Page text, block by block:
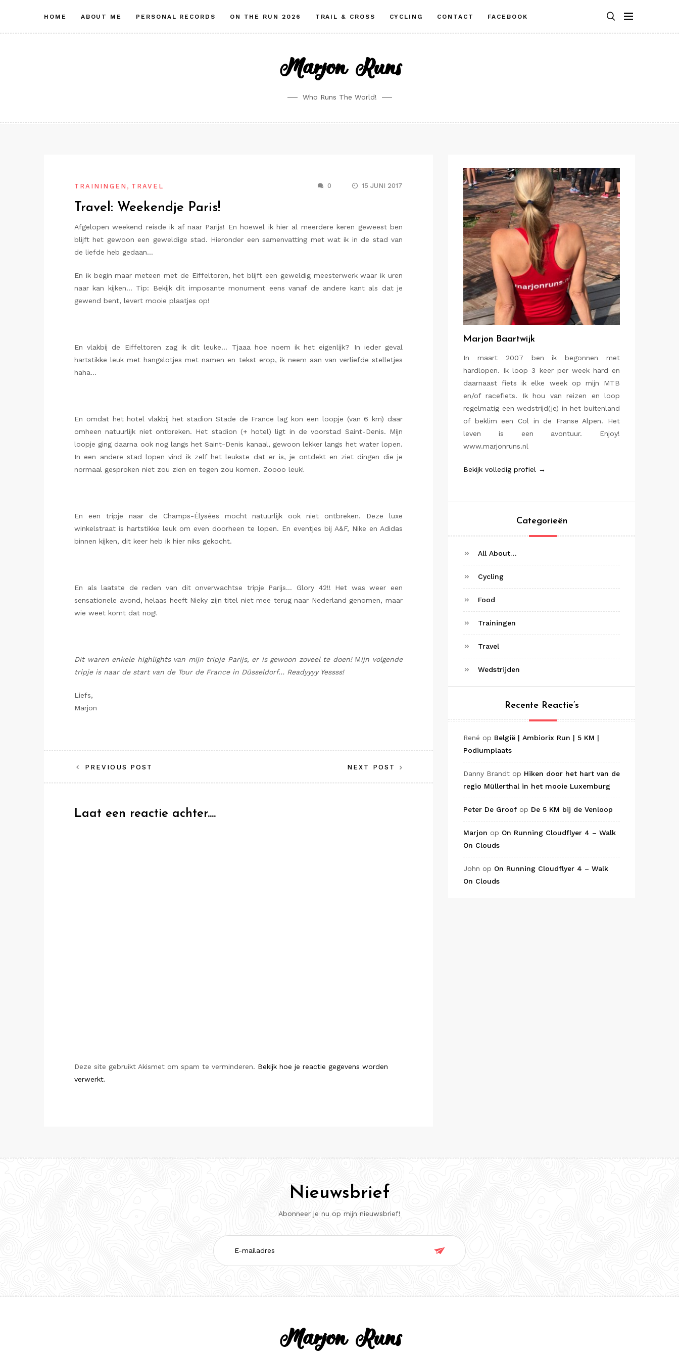
content
HOME ABOUT ME PERSONAL RECORDS ON THE RUN 2026 TRAIL & CROSS CYCLING CONTACT FACEBOOK
Marjon Runs
Who Runs The World!
TRAININGEN , TRAVEL 0 15 JUNI 2017
Travel: Weekendje Paris!
Afgelopen weekend reisde ik af naar Parijs! En hoewel ik hier al meerdere keren geweest ben
blijft het gewoon een geweldige stad. Hieronder een samenvatting met wat ik in de stad van
de liefde heb gedaan…
En ik begin maar meteen met de Eiffeltoren, het blijft een geweldig meesterwerk waar ik uren
naar kan kijken… Tip: Bekijk dit imposante monument eens vanaf de andere kant als dat je
gewend bent, levert mooie plaatjes op!
En vlakbij de Eiffeltoren zag ik dit leuke… Tjaaa hoe noem ik het eigenlijk? In ieder geval
hartstikke leuk met hangslotjes met namen en tekst erop, ik neem aan van verliefde stelletjes
haha…
En omdat het hotel vlakbij het stadion Stade de France lag kon een loopje (van 6 km) daar
omheen natuurlijk niet ontbreken. Het stadion (+ hotel) ligt in de voorstad Saint-Denis. Mijn
loopje ging daarna ook nog langs het Saint-Denis kanaal, gewoon lekker langs het water lopen.
In een andere stad lopen vind ik zelf het leukste dat er is, je ontdekt en ziet dingen die je
normaal gesproken niet zou zien en tegen zou komen. Zoooo leuk!
En een tripje naar de Champs-Élysées mocht natuurlijk ook niet ontbreken. Deze luxe
winkelstraat is hartstikke leuk om even doorheen te lopen. En eventjes bij A&F, Nike en Adidas
binnen kijken, dit keer heb ik hier niks gekocht.
En als laatste de reden van dit onverwachtse tripje Parijs… Glory 42!! Het was weer een
sensationele avond, helaas heeft Nieky zijn titel niet mee terug naar Nederland genomen, maar
wie weet komt dat nog!
Dit waren enkele highlights van mijn tripje Parijs, er is gewoon zoveel te doen!Mijn volgende
tripje is naar de start van de Tour de France in Düsseldorf… Readyyyy Yessss!
Liefs,
Marjon
Bericht
navigatie
PREVIOUS POST NEXT POST
Laat een reactie achter....
Deze site gebruikt Akismet om spam te verminderen. Bekijk hoe je reactie gegevens worden
verwerkt.
Marjon Baartwijk
In maart 2007 ben ik begonnen met
hardlopen. Ik loop 3 keer per week hard en
daarnaast fiets ik elke week op mijn MTB
en/of racefiets. Ik hou van reizen en loop
regelmatig een wedstrijd(je) in het buitenland
of beklim een Col in de Franse Alpen. Het
leven is een avontuur. Enjoy!
www.marjonruns.nl
Bekijk volledig profiel →
Categorieën
All About…
Cycling
Food
Trainingen
Travel
Wedstrijden
Recente Reactie’s
René op België | Ambiorix Run | 5 KM |
Podiumplaats
Danny Brandt op Hiken door het hart van de
regio Müllerthal in het mooie Luxemburg
Peter De Groof op De 5 KM bij de Venloop
Marjon op On Running Cloudflyer 4 – Walk
On Clouds
John op On Running Cloudflyer 4 – Walk
On Clouds
Nieuwsbrief
Abonneer je nu op mijn nieuwsbrief!
E-
mailadres

Marjon Runs